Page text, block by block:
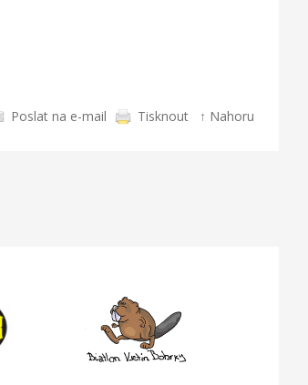
Poslat na e-mail
Tisknout ↑ Nahoru